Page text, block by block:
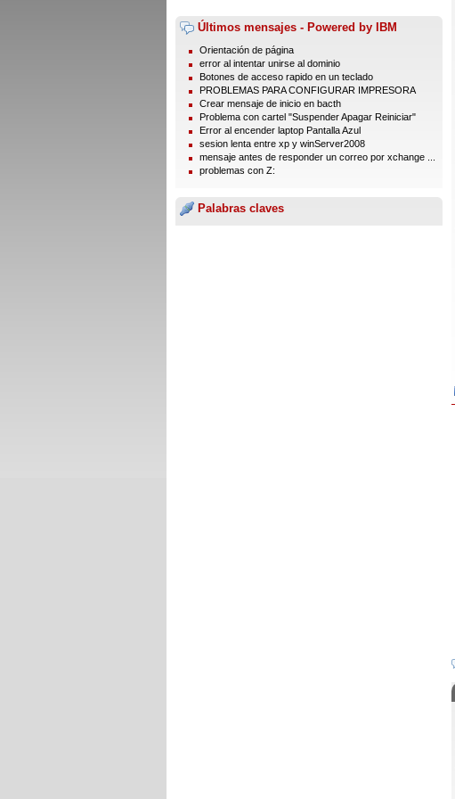
Últimos mensajes - Powered by IBM
Orientación de página
error al intentar unirse al dominio
Botones de acceso rapido en un teclado
PROBLEMAS PARA CONFIGURAR IMPRESORA
Crear mensaje de inicio en bacth
Problema con cartel "Suspender Apagar Reiniciar"
Error al encender laptop Pantalla Azul
sesion lenta entre xp y winServer2008
mensaje antes de responder un correo por xchange ...
problemas con Z:
Palabras claves